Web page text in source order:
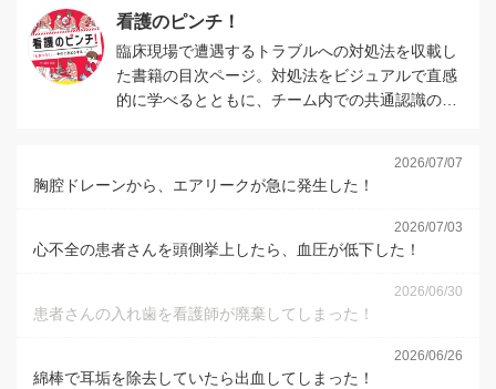
看護のピンチ！
臨床現場で遭遇するトラブルへの対処法を収載し
た書籍の目次ページ。対処法をビジュアルで直感
的に学べるとともに、チーム内での共通認識の形
2026/07/07
胸腔ドレーンから、エアリークが急に発生した！
2026/07/03
心不全の患者さんを頭側挙上したら、血圧が低下した！
2026/06/30
患者さんの入れ歯を看護師が廃棄してしまった！
2026/06/26
綿棒で耳垢を除去していたら出血してしまった！